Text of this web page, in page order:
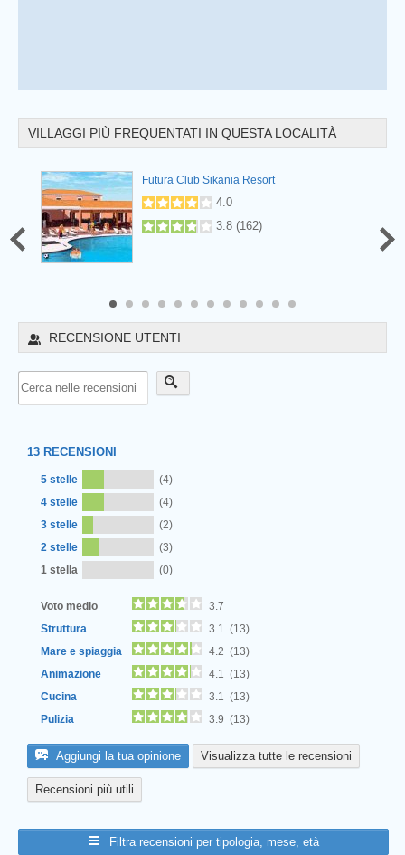
VILLAGGI PIÙ FREQUENTATI IN QUESTA LOCALITÀ
Futura Club Sikania Resort
4.0
3.8 (162)
RECENSIONE UTENTI
13 RECENSIONI
5 stelle
(4)
4 stelle
(4)
3 stelle
(2)
2 stelle
(3)
1 stella
(0)
Voto medio
3.7
Struttura
3.1 (13)
Mare e spiaggia
4.2 (13)
Animazione
4.1 (13)
Cucina
3.1 (13)
Pulizia
3.9 (13)
Aggiungi la tua opinione Visualizza tutte le recensioni
Recensioni più utili
Filtra recensioni per tipologia, mese, età